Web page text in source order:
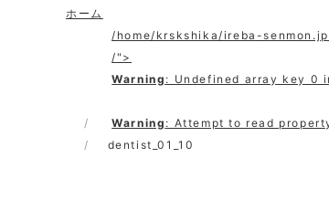
ホーム
/home/krskshika/ireba-
/">
Warning : Undefined array key 0
Warning : Attempt to read
dentist_01_10